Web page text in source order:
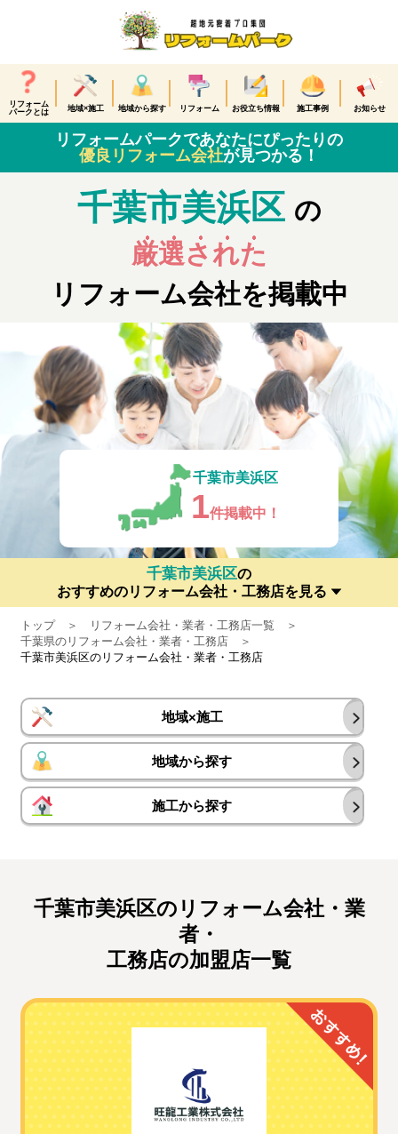
リフォーム
パークとは
地域×施工 地域から探す リフォーム お役立ち情報 施工事例 お知らせ
リフォームパークであなたにぴったりの
優良リフォーム会社が見つかる！
千葉市美浜区 の
厳選された
リフォーム会社を掲載中
千葉市美浜区
1件掲載中！
千葉市美浜区の
おすすめのリフォーム会社・工務店を見る
トップ
リフォーム会社・業者・工務店一覧
千葉県のリフォーム会社・業者・工務店
千葉市美浜区のリフォーム会社・業者・工務店
地域×施工
地域から探す
施工から探す
千葉市美浜区のリフォーム会社・業
者・
工務店の加盟店一覧